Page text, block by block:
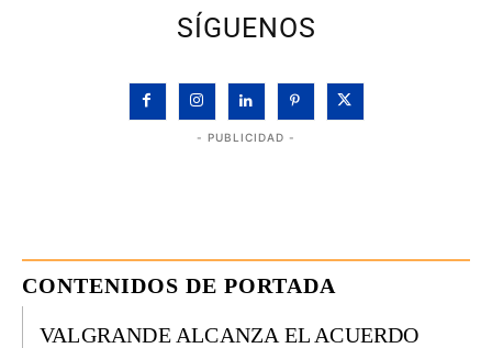
SÍGUENOS
- PUBLICIDAD -
CONTENIDOS DE PORTADA
VALGRANDE ALCANZA EL ACUERDO